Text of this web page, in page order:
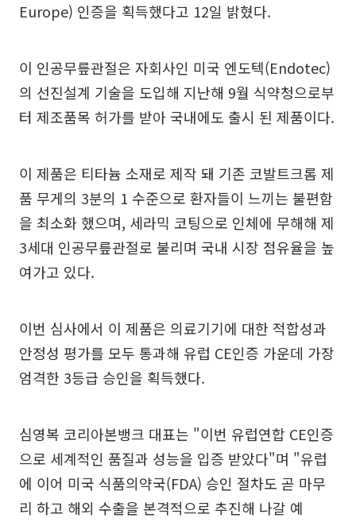
Europe) 인증을 획득했다고 12일 밝혔다.
이 인공무릎관절은 자회사인 미국 엔도텍(Endotec)
의 선진설계 기술을 도입해 지난해 9월 식약청으로부
터 제조품목 허가를 받아 국내에도 출시 된 제품이다.
이 제품은 티타늄 소재로 제작 돼 기존 코발트크롬 제
품 무게의 3분의 1 수준으로 환자들이 느끼는 불편함
을 최소화 했으며, 세라믹 코팅으로 인체에 무해해 제
3세대 인공무릎관절로 불리며 국내 시장 점유율을 높
여가고 있다.
이번 심사에서 이 제품은 의료기기에 대한 적합성과
안정성 평가를 모두 통과해 유럽 CE인증 가운데 가장
엄격한 3등급 승인을 획득했다.
심영복 코리아본뱅크 대표는 "이번 유럽연합 CE인증
으로 세계적인 품질과 성능을 입증 받았다"며 "유럽
에 이어 미국 식품의약국(FDA) 승인 절차도 곧 마무
리 하고 해외 수출을 본격적으로 추진해 나갈 예